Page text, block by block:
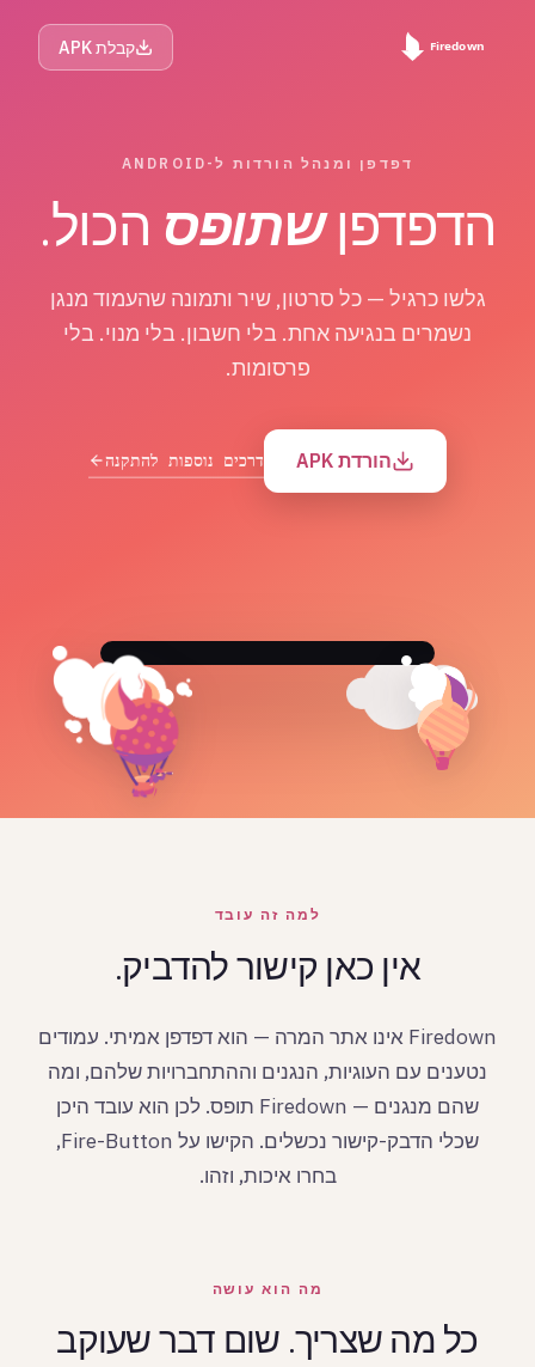
קבלת APK
דפדפן ומנהל הורדות ל-ANDROID
הדפדפןשתופס הכול.
גלשו כרגיל — כל סרטון, שיר ותמונה שהעמוד מנגן
נשמרים בנגיעה אחת. בלי חשבון. בלי מנוי. בלי
פרסומות.
הורדת APK דרכים נוספות להתקנה
למה זה עובד
אין כאן קישור להדביק.
Firedown אינו אתר המרה — הוא דפדפן אמיתי. עמודים
נטענים עם העוגיות, הנגנים וההתחברויות שלהם, ומה
שהם מנגנים — Firedown תופס. לכן הוא עובד היכן
שכלי הדבק-קישור נכשלים. הקישו על Fire-Button,
בחרו איכות, וזהו.
מה הוא עושה
כל מה שצריך. שום דבר שעוקב